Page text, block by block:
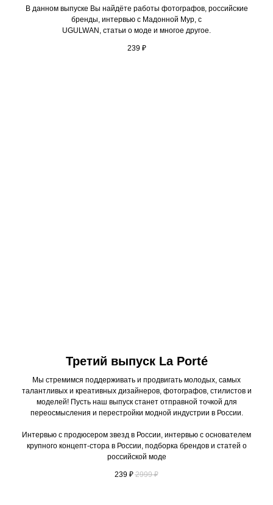
В данном выпуске Вы найдёте работы фотографов, российские
бренды, интервью с Мадонной Мур, с
UGULWAN, статьи о моде и многое другое.
239 ₽
Третий выпуск La Porté
Мы стремимся поддерживать и продвигать молодых, самых
талантливых и креативных дизайнеров, фотографов, стилистов и
моделей! Пусть наш выпуск станет отправной точкой для
переосмысления и перестройки модной индустрии в России.
Интервью с продюсером звезд в России, интервью с основателем
крупного концепт-стора в России, подборка брендов и статей о
российской моде
239 ₽ 2999 ₽